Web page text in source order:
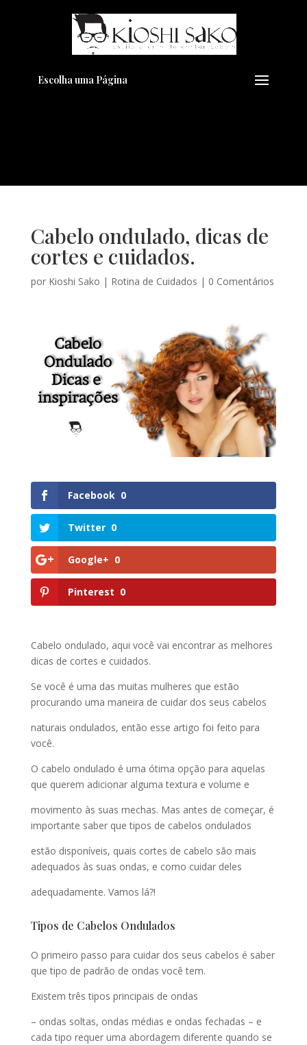
Escolha uma Página
Cabelo ondulado, dicas de
cortes e cuidados.
por Kioshi Sako | Rotina de Cuidados | 0 Comentários
Facebook 0
Twitter 0
Google+ 0
Pinterest 0
Cabelo ondulado, aqui você vai encontrar as melhores
dicas de cortes e cuidados.
Se você é uma das muitas mulheres que estão
procurando uma maneira de cuidar dos seus cabelos
naturais ondulados, então esse artigo foi feito para
você.
O cabelo ondulado é uma ótima opção para aquelas
que querem adicionar alguma textura e volume e
movimento às suas mechas. Mas antes de começar, é
importante saber que tipos de cabelos ondulados
estão disponíveis, quais cortes de cabelo são mais
adequados às suas ondas, e como cuidar deles
adequadamente. Vamos lá?!
Tipos de Cabelos Ondulados
O primeiro passo para cuidar dos seus cabelos é saber
que tipo de padrão de ondas você tem.
Existem três tipos principais de ondas
– ondas soltas, ondas médias e ondas fechadas – e
cada tipo requer uma abordagem diferente quando se
Pensando em transformar seu
Visual??